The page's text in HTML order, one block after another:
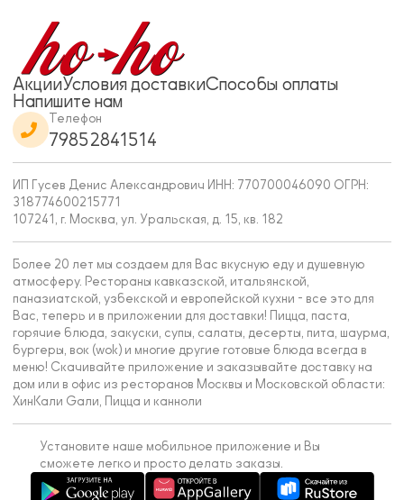
АкцииУсловия доставкиСпособы оплаты
Напишите нам
Телефон
79852841514
ИП Гусев Денис Александрович ИНН: 770700046090 ОГРН:
318774600215771
107241, г. Москва, ул. Уральская, д. 15, кв. 182
Более 20 лет мы создаем для Вас вкусную еду и душевную
атмосферу. Рестораны кавказской, итальянской,
паназиатской, узбекской и европейской кухни - все это для
Вас, теперь и в приложении для доставки! Пицца, паста,
горячие блюда, закуски, супы, салаты, десерты, пита, шаурма,
бургеры, вок (wok) и многие другие готовые блюда всегда в
меню! Скачивайте приложение и заказывайте доставку на
дом или в офис из ресторанов Москвы и Московской области:
ХинКали Gали, Пицца и канноли
Установите наше мобильное приложение и Вы
сможете легко и просто делать заказы.